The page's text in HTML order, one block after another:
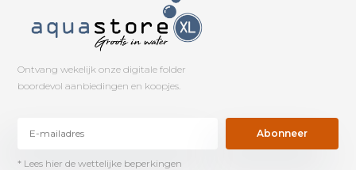
Ontvang wekelijk onze digitale folder
boordevol aanbiedingen en koopjes.
Abonneer
* Lees hier de wettelijke beperkingen